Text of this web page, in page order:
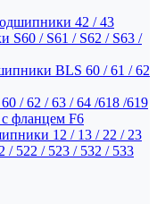
42 / 43
/ S61 / S62 / S63 /
BLS 60 / 61 / 62
/ 62 / 63 / 64 /618 /619
фланцем F6
12 / 13 / 22 / 23
522 / 523 / 532 / 533